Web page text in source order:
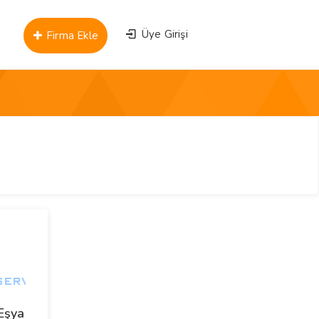
Üye Girişi
Firma Ekle